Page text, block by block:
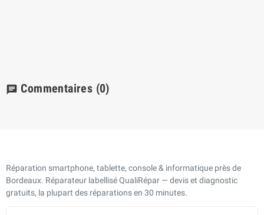
chat Commentaires (0)
Réparation smartphone, tablette, console & informatique près de
Bordeaux. Réparateur labellisé QualiRépar — devis et diagnostic
gratuits, la plupart des réparations en 30 minutes.